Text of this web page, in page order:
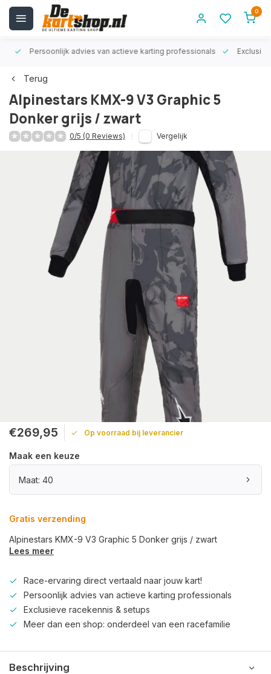
0
Persoonlijk advies van actieve karting professionals
Terug
Alpinestars KMX-9 V3 Graphic 5
Donker grijs / zwart
0/5 (0 Reviews) Vergelijk
€269,95 Op voorraad bij leverancier
Maak een keuze
Maat: 40
Gratis verzending
Alpinestars KMX-9 V3 Graphic 5 Donker grijs / zwart
Lees meer
Race-ervaring direct vertaald naar jouw kart!
Persoonlijk advies van actieve karting professionals
Exclusieve racekennis & setups
Meer dan een shop: onderdeel van een racefamilie
Beschrijving